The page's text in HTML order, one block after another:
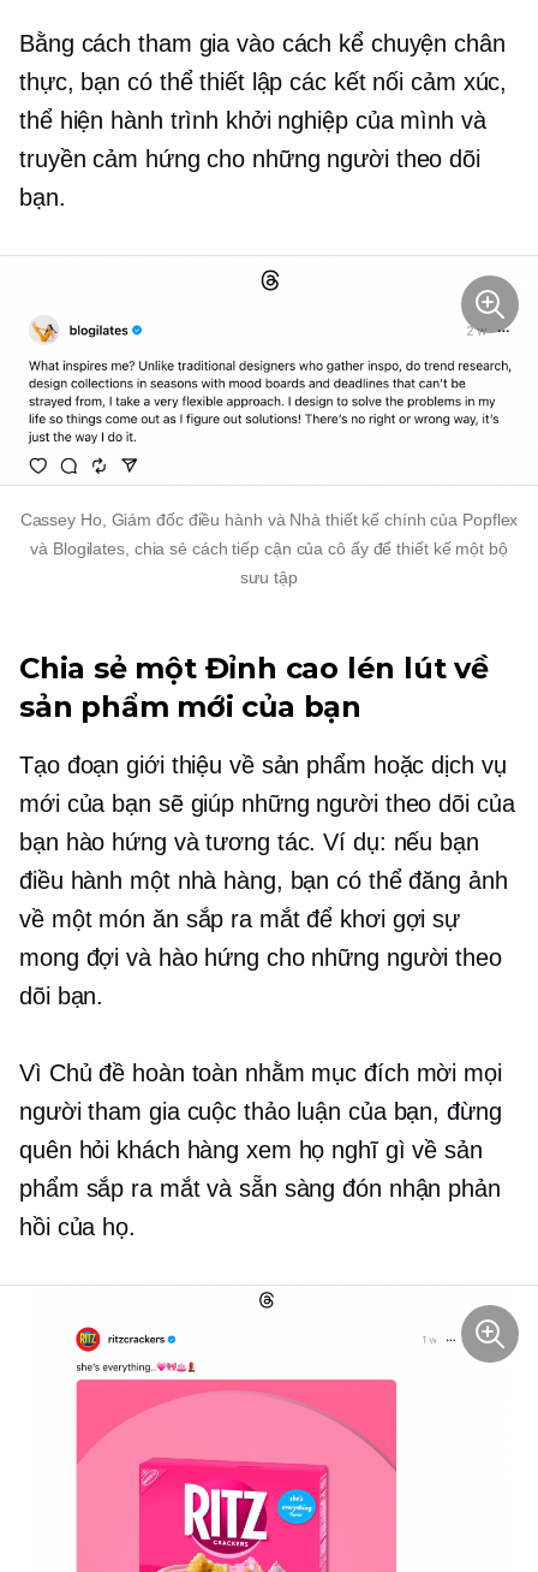
Bằng cách tham gia vào cách kể chuyện chân
thực, bạn có thể thiết lập các kết nối cảm xúc,
thể hiện hành trình khởi nghiệp của mình và
truyền cảm hứng cho những người theo dõi
bạn.
Cassey Ho, Giám đốc điều hành và Nhà thiết kế chính của Popflex
và Blogilates, chia sẻ cách tiếp cận của cô ấy để thiết kế một bộ
sưu tập
Chia sẻ một Đỉnh cao lén lútvề
sản phẩm mới của bạn
Tạo đoạn giới thiệu về sản phẩm hoặc dịch vụ
mới của bạn sẽ giúp những người theo dõi của
bạn hào hứng và tương tác. Ví dụ: nếu bạn
điều hành một nhà hàng, bạn có thể đăng ảnh
về một món ăn sắp ra mắt để khơi gợi sự
mong đợi và hào hứng cho những người theo
dõi bạn.
Vì Chủ đề hoàn toàn nhằm mục đích mời mọi
người tham gia cuộc thảo luận của bạn, đừng
quên hỏi khách hàng xem họ nghĩ gì về sản
phẩm sắp ra mắt và sẵn sàng đón nhận phản
hồi của họ.